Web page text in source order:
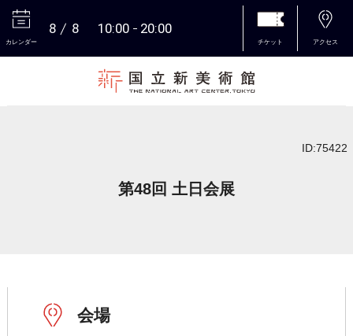
カレンダー
8 8 10:00 20:00
チケット アクセス
ID:75422
第48回 土日会展
会場